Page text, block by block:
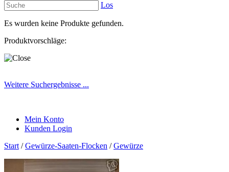
Los
Es wurden keine Produkte gefunden.
Produktvorschläge:
Weitere Suchergebnisse ...
Mein Konto
Kunden Login
Start /Gewürze-Saaten-Flocken /Gewürze